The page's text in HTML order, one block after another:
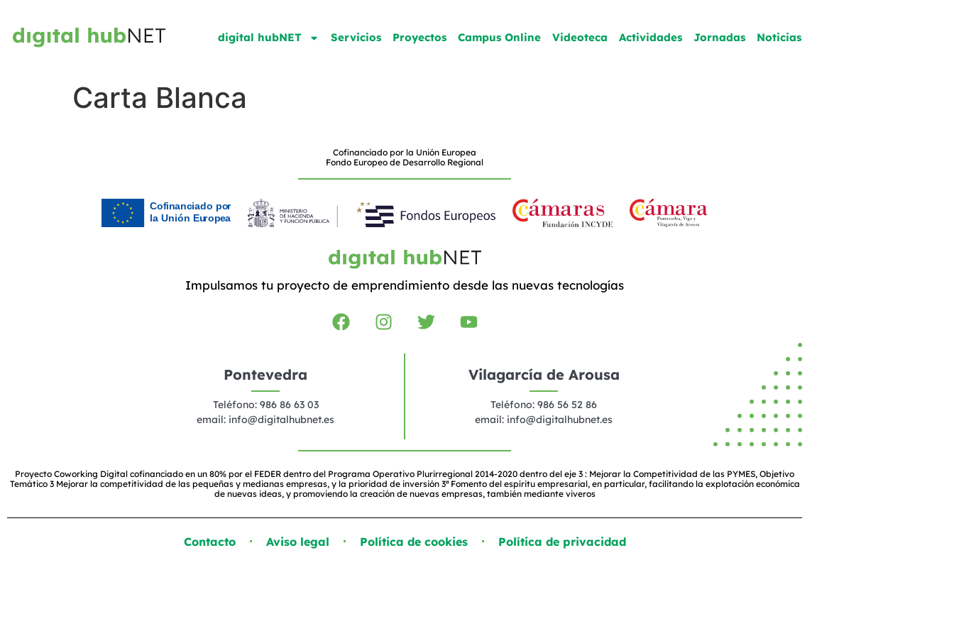
digital hubNET Servicios Proyectos Campus Online Videoteca Actividades Jornadas Noticias
Carta Blanca
Cofinanciado por la Unión Europea
Fondo Europeo de Desarrollo Regional
Impulsamos tu proyecto de emprendimiento desde las nuevas tecnologías
Pontevedra
Teléfono: 986 86 63 03
email: info@digitalhubnet.es
Vilagarcía de Arousa
Teléfono: 986 56 52 86
email: info@digitalhubnet.es
Proyecto Coworking Digital cofinanciado en un 80% por el FEDER dentro del Programa Operativo Plurirregional 2014-2020 dentro del eje 3 : Mejorar la Competitividad de las PYMES, Objetivo
Temático 3 Mejorar la competitividad de las pequeñas y medianas empresas, y la prioridad de inversión 3ª Fomento del espíritu empresarial, en particular, facilitando la explotación económica
de nuevas ideas, y promoviendo la creación de nuevas empresas, también mediante viveros
Contacto Aviso legal Política de cookies Política de privacidad